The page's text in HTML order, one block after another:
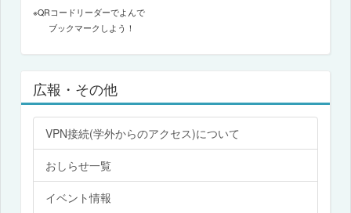
※QRコードリーダーでよんで
ブックマークしよう！
広報・その他
VPN接続(学外からのアクセス)について
おしらせ一覧
イベント情報